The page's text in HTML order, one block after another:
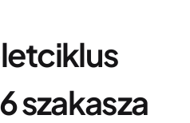
szakasza